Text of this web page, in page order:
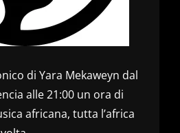
di Yara Mekaweyn dal
alle 21:00 un ora di
africana, tutta l’africa